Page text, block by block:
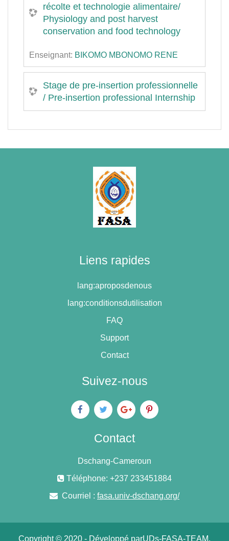
récolte et technologie alimentaire/
Physiology and post harvest
conservation and food technology
Enseignant: BIKOMO MBONOMO RENE
Stage de pre-insertion professionnelle
/ Pre-insertion professional Internship
Liens rapides
lang:aproposdenous
lang:conditionsdutilisation
FAQ
Support
Contact
Suivez-nous
Contact
Dschang-Cameroun
Téléphone: +237 233451884
Courriel : fasa.univ-dschang.org/
Copyright © 2020 - Développé parUDs-FASA-TEAM.